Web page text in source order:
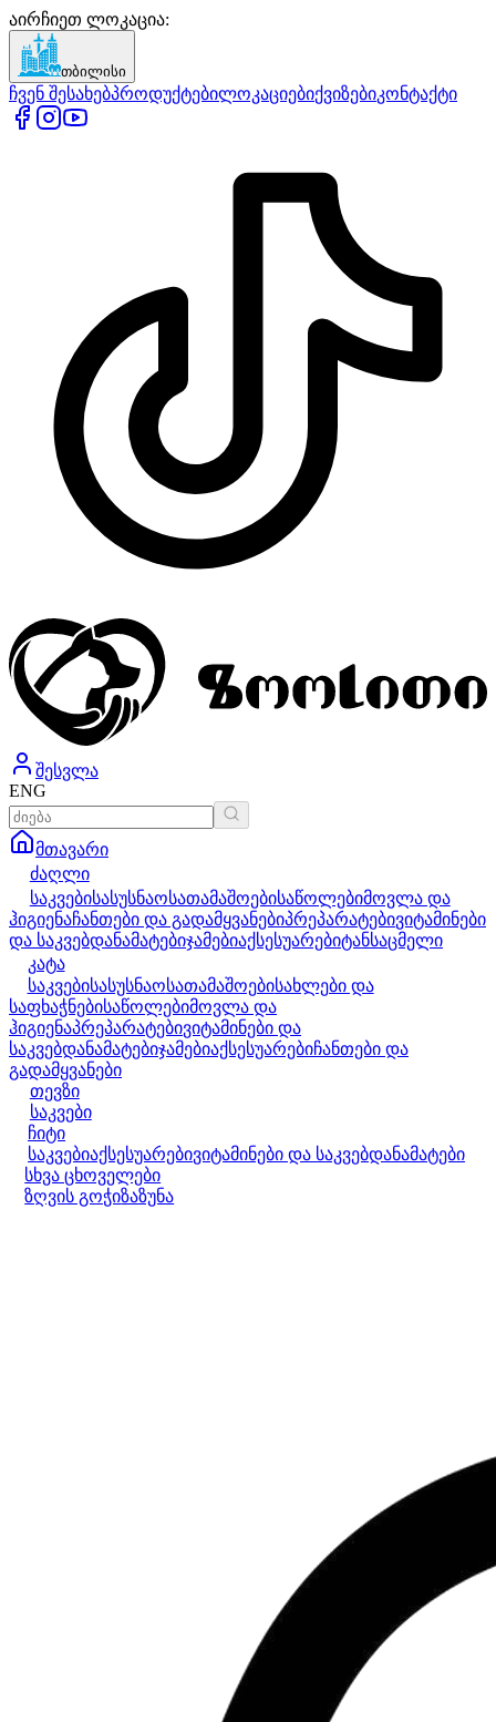
აირჩიეთ ლოკაცია:
თბილისი
ჩვენ შესახებპროდუქტებილოკაციებიქვიზებიკონტაქტი
შესვლა
ENG
მთავარი
ძაღლი
საკვებისასუსნაოსათამაშოებისაწოლებიმოვლა და
ჰიგიენაჩანთები და გადამყვანებიპრეპარატებივიტამინები
და საკვებდანამატებიჯამებიაქსესუარებიტანსაცმელი
კატა
საკვებისასუსნაოსათამაშოებისახლები და
საფხაჭნებისაწოლებიმოვლა და
ჰიგიენაპრეპარატებივიტამინები და
საკვებდანამატებიჯამებიაქსესუარებიჩანთები და
გადამყვანები
თევზი
საკვები
ჩიტი
საკვებიაქსესუარებივიტამინები და საკვებდანამატები
სხვა ცხოველები
ზღვის გოჭიზაზუნა